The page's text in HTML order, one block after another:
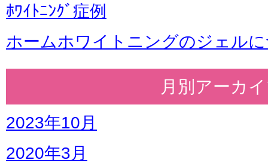
ﾎﾜｲﾄﾆﾝｸﾞ症例
ホームホワイトニングのジェル
月別アーカ
2023年10月
2020年3月